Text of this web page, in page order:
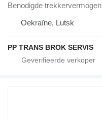
Benodigde trekkervermogen
Oekraïne, Lutsk
PP TRANS BROK SERVIS